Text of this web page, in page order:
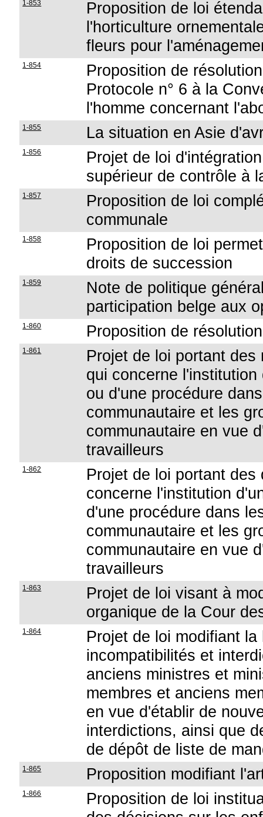
1-853
Proposition de loi
l'horticulture
fleurs pour
1-854
Proposition de
Protocole n° 6 à la
l'homme concernant
1-855 La situation en Asie
1-856
Projet de loi
supérieur de contrôle à
1-857
Proposition de loi
communale
1-858
Proposition de loi
droits de succession
1-859
Note de politique
participation belge aux
1-860 Proposition de
1-861
Projet de loi portant
qui concerne
ou d'une procédure
communautaire et les
communautaire en vue
travailleurs
1-862
Projet de loi portant
concerne l'institution
d'une procédure dans
communautaire et les
communautaire en vue
travailleurs
1-863
Projet de loi visant à
organique de la Cour
1-864
Projet de loi modifiant
incompatibilités et
anciens ministres et
membres et anciens
en vue d'établir de
interdictions, ainsi que
de dépôt de liste de
1-865 Proposition modifiant
1-866
Proposition de loi